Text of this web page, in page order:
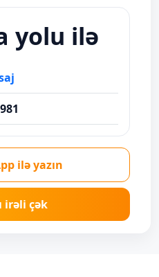
yolu ilə
ilə yazın
irəli çək